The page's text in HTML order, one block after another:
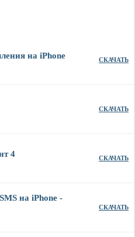
на iPhone СКАЧАТЬ
СКАЧАТЬ
4 СКАЧАТЬ
на iPhone -
СКАЧАТЬ